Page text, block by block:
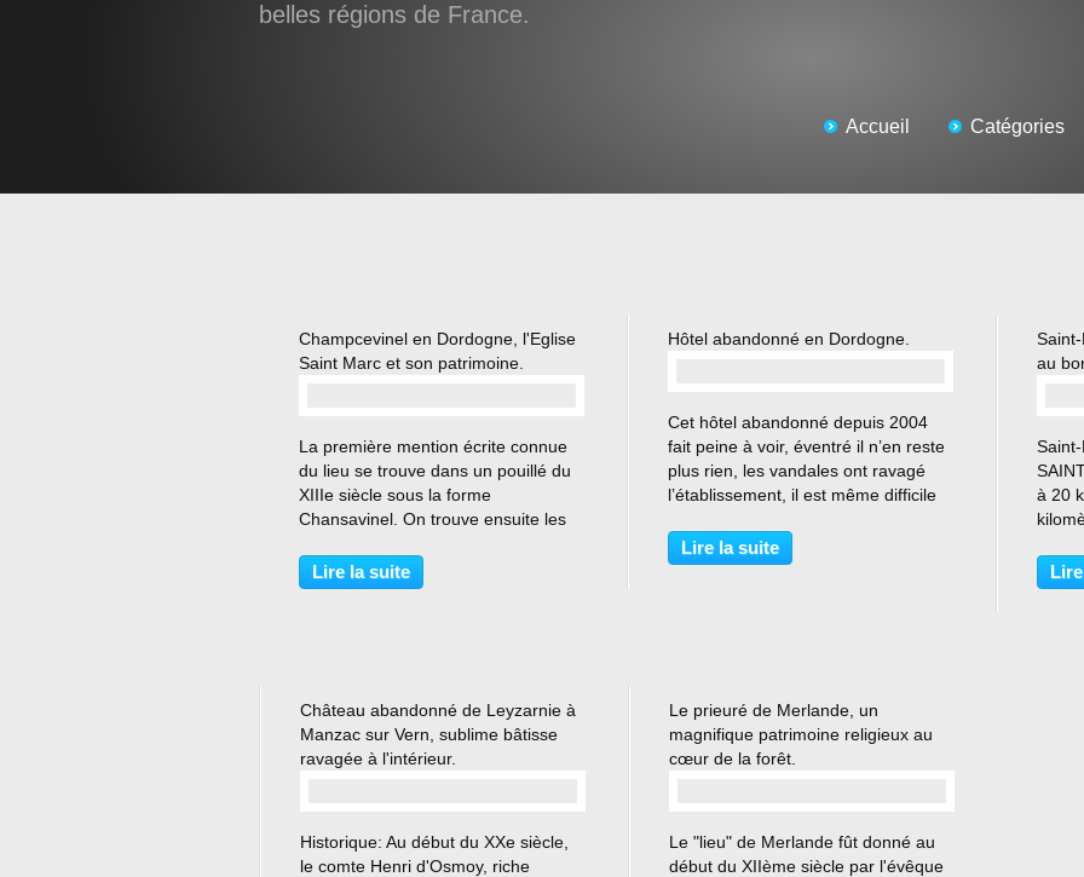
belles régions de France.
Accueil Catégories
Champcevinel en Dordogne, l'Eglise
Saint Marc et son patrimoine.
La première mention écrite connue
du lieu se trouve dans un pouillé du
XIIIe siècle sous la forme
Chansavinel. On trouve ensuite les
Champsavinel en 1303,
Chamsevineau en 1330, Campus
Lire la suite
Hôtel abandonné en Dordogne.
Cet hôtel abandonné depuis 2004
fait peine à voir, éventré il n’en reste
plus rien, les vandales ont ravagé
l’établissement, il est même difficile
à part l’affichage sur le fronton des 3
étoiles. L’ensemble de l’hôtel...
Lire la suite
au
à 20
un
Château abandonné de Leyzarnie à
Manzac sur Vern, sublime bâtisse
ravagée à l'intérieur.
Historique: Au début du XXe siècle,
le comte Henri d'Osmoy, riche
Le prieuré de Merlande, un
magnifique patrimoine religieux au
cœur de la forêt.
Le "lieu" de Merlande fût donné au
début du XIIème siècle par l'évêque